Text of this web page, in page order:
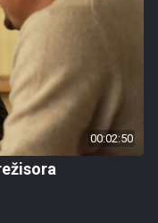
00:02:50